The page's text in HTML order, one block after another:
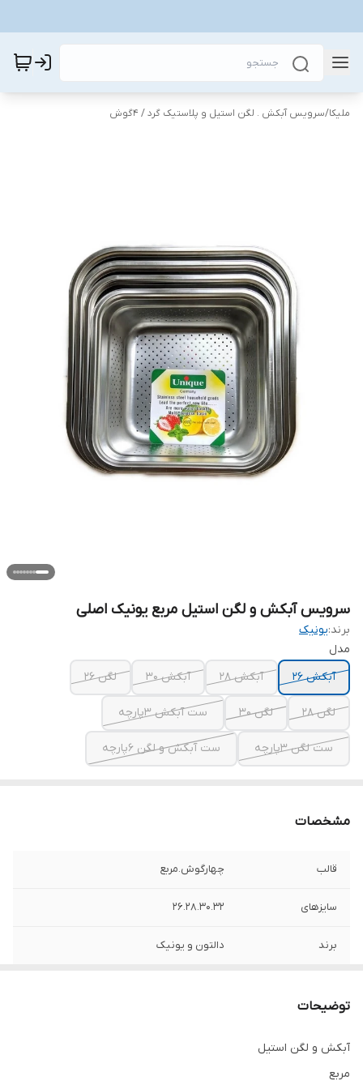
ملیکا/سرویس آبکش . لگن استیل و پلاستیک گرد / 4گوش
سرویس آبکش و لگن استیل مربع یونیک اصلی
برند:یونیک
مدل
آبکش 26
آبکش 28 آبکش 30 لگن 26
لگن 28 لگن 30 ست آبکش ۳پارچه
ست لگن ۳پارچه ست آبکش و لگن ۶پارچه
مشخصات
قالب چهارگوش‌.مربع
سایزهای 26.28.30.32
برند دالتون و یونیک
توضیحات
آبکش و لگن استیل
مربع